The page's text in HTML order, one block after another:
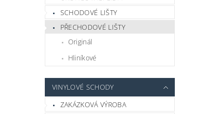
SCHODOVÉ LIŠTY
PŘECHODOVÉ LIŠTY
Originál
Hliníkové
VINYLOVÉ SCHODY
ZAKÁZKOVÁ VÝROBA